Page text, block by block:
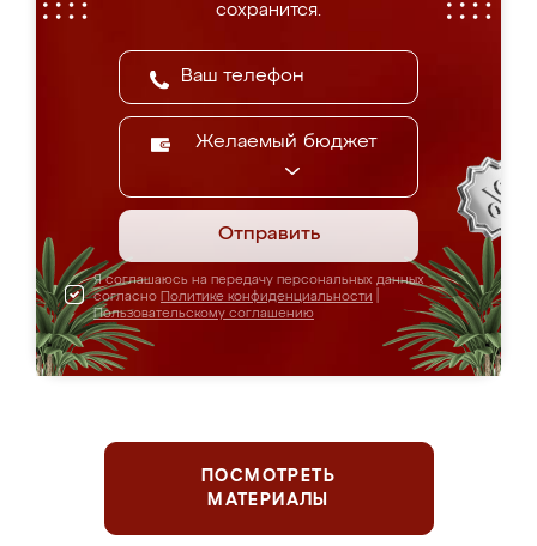
сохранится.
Желаемый бюджет
Отправить
Я соглашаюсь на передачу персональных данных
согласно Политике конфиденциальности
Пользовательскому соглашению
ПОСМОТРЕТЬ
МАТЕРИАЛЫ